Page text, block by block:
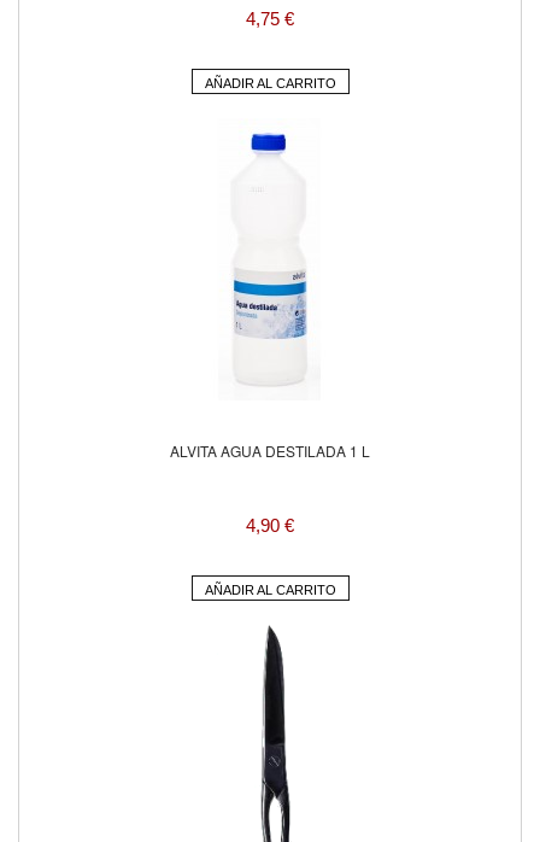
4,75 €
AÑADIR AL CARRITO
ALVITA AGUA DESTILADA 1 L
4,90 €
AÑADIR AL CARRITO